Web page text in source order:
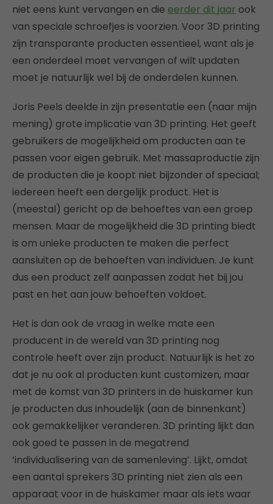
niet eens kunt vervangen en die eerder dit jaar ook
van speciale schroefjes is voorzien. Voor 3D printing
zijn transparante producten essentieel, want als je
een onderdeel moet vervangen of wilt updaten
moet je natuurlijk wel bij de onderdelen kunnen.
Joris Peels deelde in zijn presentatie een (naar mijn
mening) grote implicatie van 3D printing. Het geeft
gebruikers de mogelijkheid om producten aan te
passen voor eigen gebruik. Met massaproductie zijn
de producten die je koopt niet bijzonder of speciaal;
iedereen heeft een dergelijk product. Het is
(meestal) gericht op de behoeftes van een groep
mensen. Maar de mogelijkheid die 3D printing biedt
is om unieke producten te maken die perfect
aansluiten op de behoeften van individuen. Je kunt
dus een product zelf aanpassen zodat het bij jou
past en het aan jouw behoeften voldoet.
Het is dan ook de vraag in welke mate een
producent in de wereld van 3D printing nog
controle heeft over zijn product. Natuurlijk is het zo
dat je nu ook al producten kunt customizen, maar
met de komst van 3D printers in de huiskamer kun
je producten dus inhoudelijk (aan de binnenkant)
ook gemakkelijker veranderen. 3D printing lijkt dan
ook goed te passen in de megatrend
‘individualisering van de samenleving’. Lijkt, omdat
een aantal sprekers 3D printing niet zien als een
apparaat voor in de huiskamer maar als iets waar